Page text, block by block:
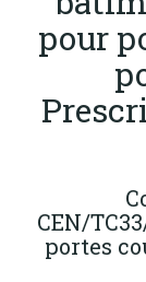
Partenaires
Publications
pour
CEN/
portes